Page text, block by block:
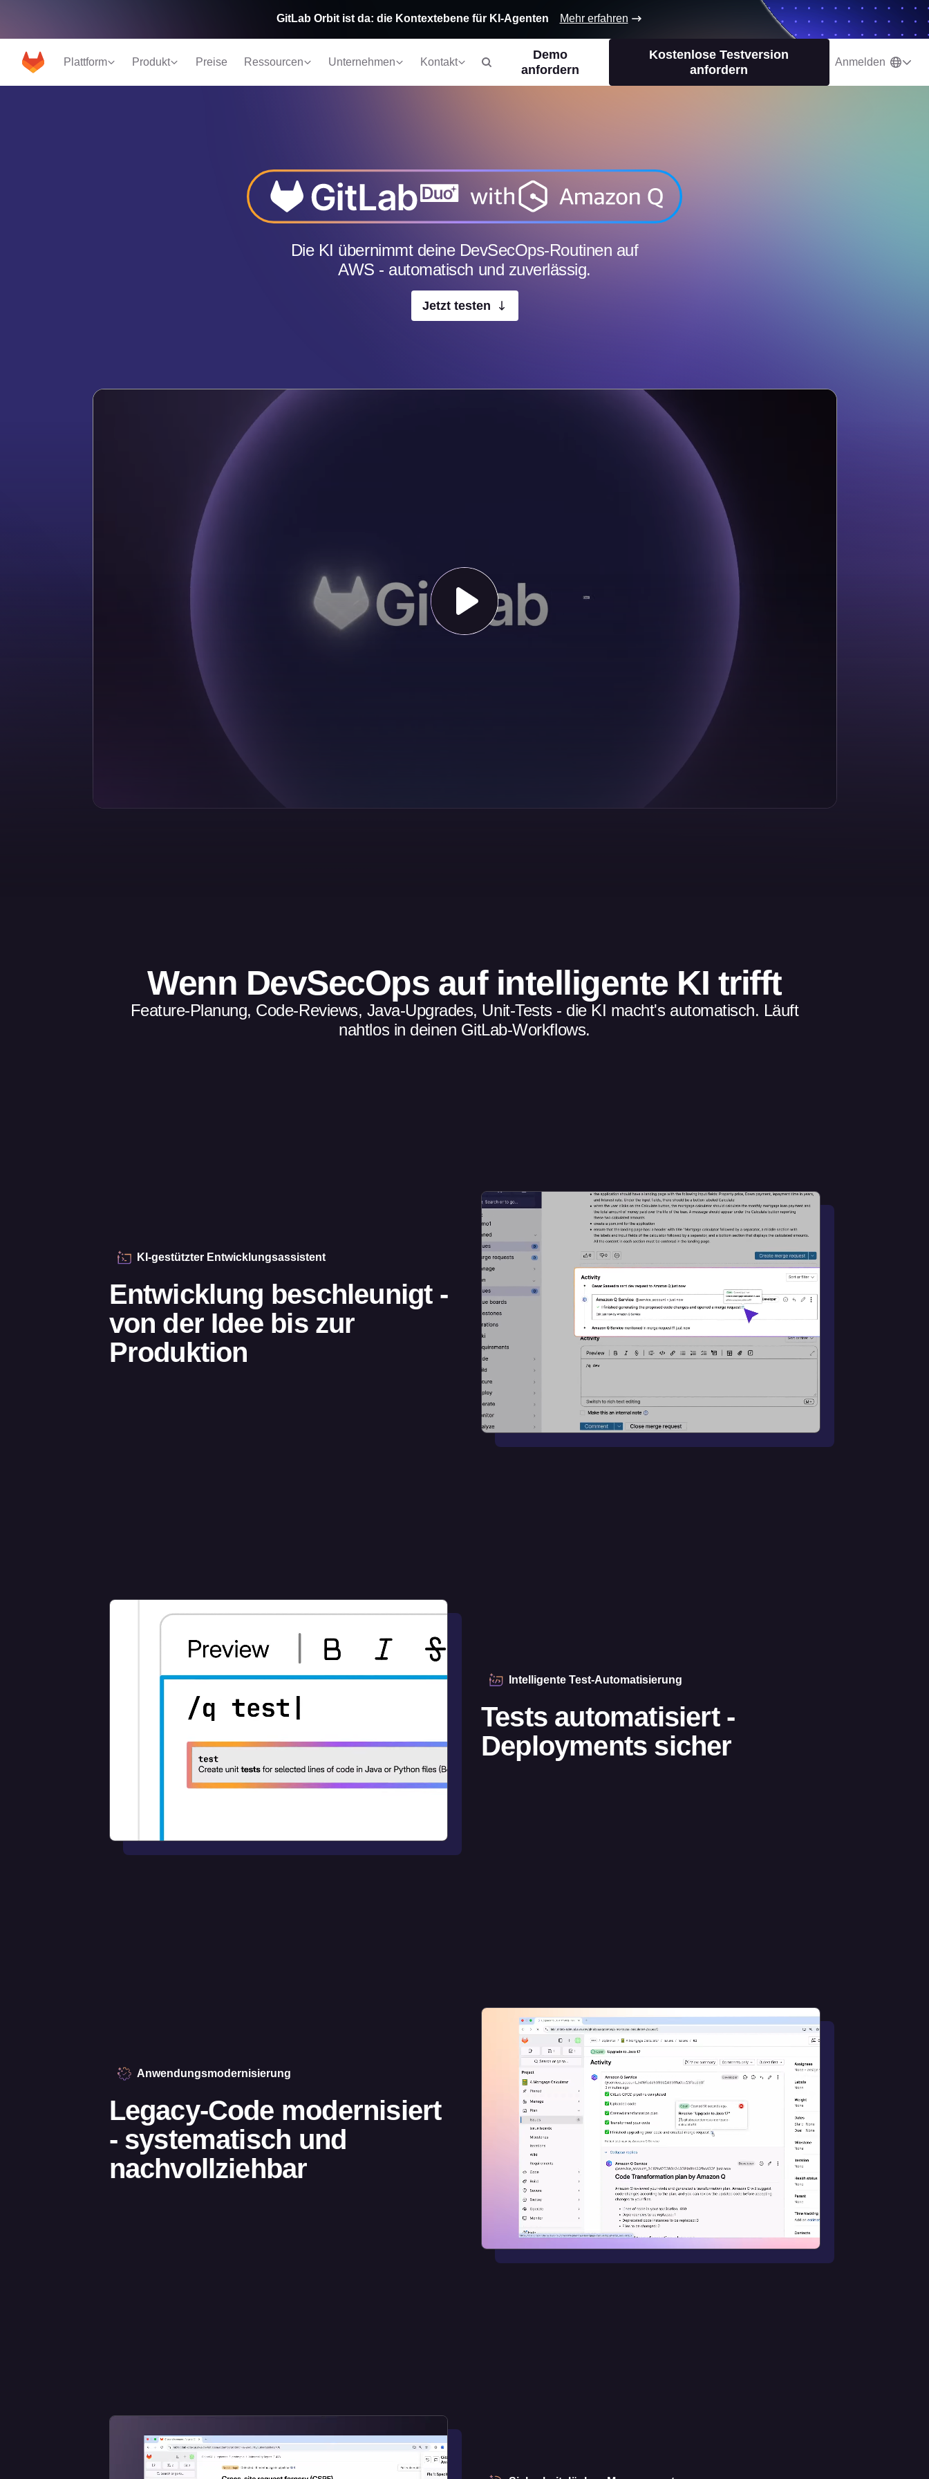
Plattform Produkt Preise Ressourcen Unternehmen Kontakt
Demo
anfordern
Kostenlose Testversion
anfordern
Anmelden
GitLab Orbit ist da: die Kontextebene für KI-Agenten Mehr erfahren
Die KI übernimmt deine DevSecOps-Routinen auf
AWS - automatisch und zuverlässig.
Jetzt testen
Wenn DevSecOps auf intelligente KI trifft
Feature-Planung, Code-Reviews, Java-Upgrades, Unit-Tests - die KI macht's automatisch. Läuft
nahtlos in deinen GitLab-Workflows.
KI-gestützter Entwicklungsassistent
Entwicklung beschleunigt -
von der Idee bis zur
Produktion
Intelligente Test-Automatisierung
Tests automatisiert -
Deployments sicher
Anwendungsmodernisierung
Legacy-Code modernisiert
- systematisch und
nachvollziehbar